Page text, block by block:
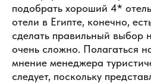
подобрать хороший 4*
отели в Египте, конечно,
сделать правильный выбор
очень сложно. Полагаться
мнение менеджера
следует, поскольку